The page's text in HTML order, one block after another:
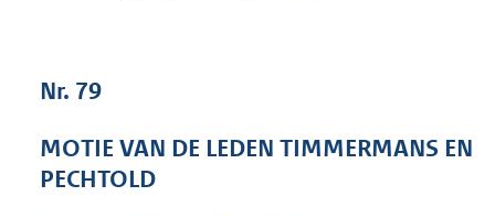
3
Nr. 79
MOTIE VAN DE LEDEN TIMMERMANS EN
PECHTOLD